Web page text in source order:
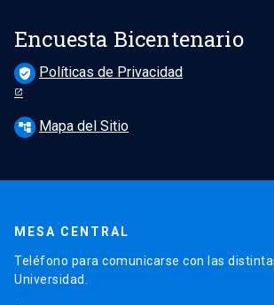
Encuesta Bicentenario
verified_user Políticas de Privacidad
account_tree Mapa del Sitio
MESA CENTRAL
Teléfono para comunicarse con las
Universidad.